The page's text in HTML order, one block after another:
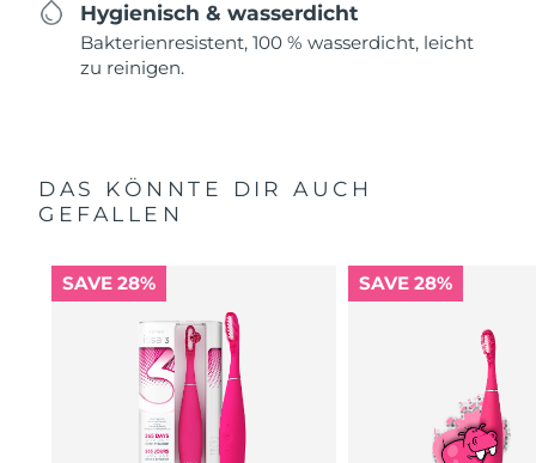
Hygienisch & wasserdicht
Bakterienresistent, 100 % wasserdicht, leicht
zu reinigen.
DAS KÖNNTE DIR AUCH
GEFALLEN
SAVE 28% SAVE 28%